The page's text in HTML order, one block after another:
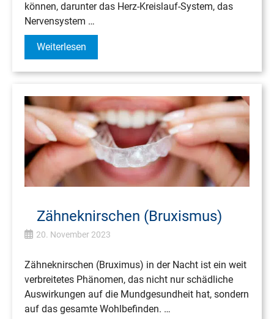
können, darunter das Herz-Kreislauf-System, das
Nervensystem …
Weiterlesen
Zähneknirschen (Bruxismus)
20. November 2023
Zähneknirschen (Bruximus) in der Nacht ist ein weit
verbreitetes Phänomen, das nicht nur schädliche
Auswirkungen auf die Mundgesundheit hat, sondern
auf das gesamte Wohlbefinden. …